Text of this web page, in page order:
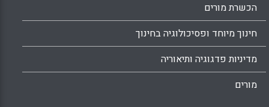
הכשרת מורים
חינוך מיוחד ופסיכולוגיה בחינוך
מדיניות פדגוגיה ותיאוריה
מורים